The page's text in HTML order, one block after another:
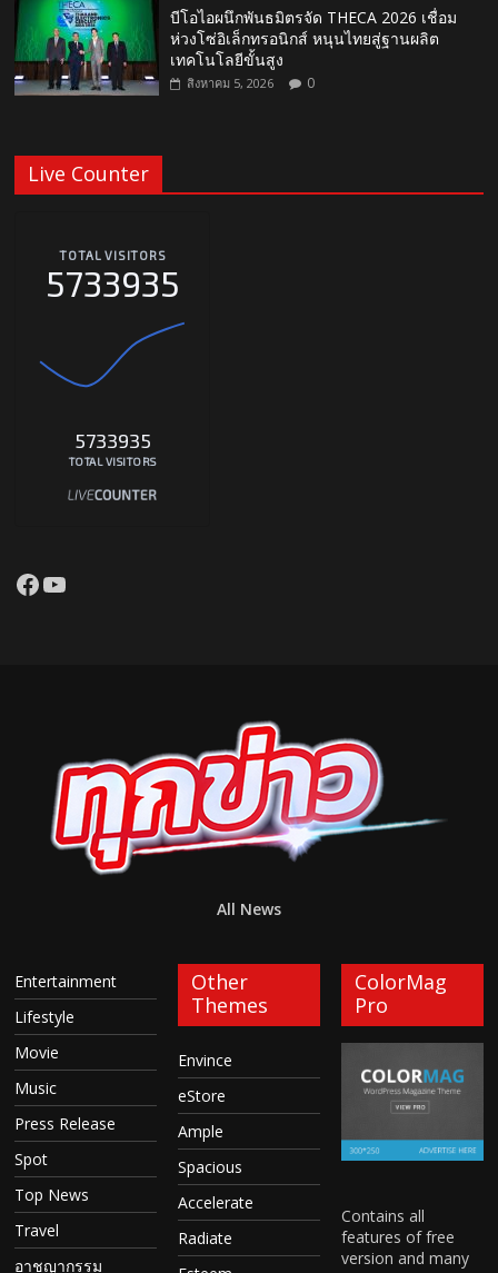
บีโอไอผนึกพันธมิตรจัด THECA 2026 เชื่อม
ห่วงโซ่อิเล็กทรอนิกส์ หนุนไทยสู่ฐานผลิต
เทคโนโลยีขั้นสูง
สิงหาคม 5, 2026 0
Live Counter
TOTAL VISITORS
5733935
5733935
TOTAL VISITORS
Facebook
YouTube
All News
Entertainment
Lifestyle
Movie
Music
Press Release
Spot
Top News
Travel
อาชญากรรม
Other
Themes
Envince
eStore
Ample
Spacious
Accelerate
Radiate
ColorMag
Pro
Contains all
features of free
version and many